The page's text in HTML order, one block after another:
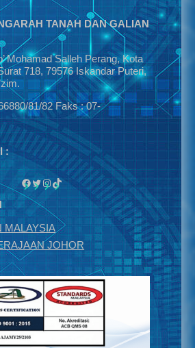
TANAH DAN GALIAN
Mohamad Salleh Perang, Kota
718, 79576 Iskandar Puteri,
81/82 Faks : 07-
:
Facebook
Twitter
Instagram
TikTok
MALAYSIA
JOHOR